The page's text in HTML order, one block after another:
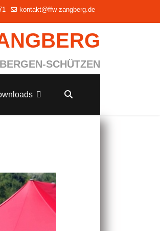
kontakt@ffw-zangberg.de
SCHÜTZEN